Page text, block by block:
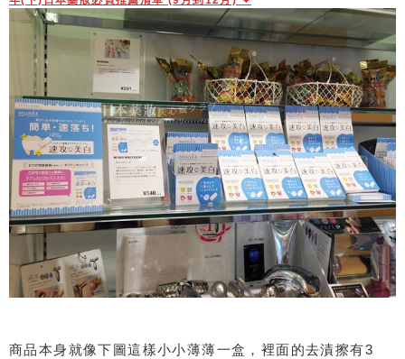
商品本身就像下圖這樣小小薄薄一盒，裡面的去漬擦有3